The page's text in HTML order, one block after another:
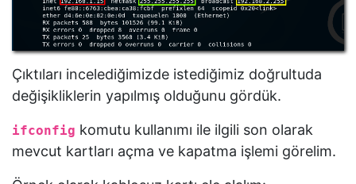
Çıktıları incelediğimizde istediğimiz doğrultuda
değişikliklerin yapılmış olduğunu gördük.
ifconfig komutu kullanımı ile ilgili son olarak
mevcut kartları açma ve kapatma işlemi görelim.